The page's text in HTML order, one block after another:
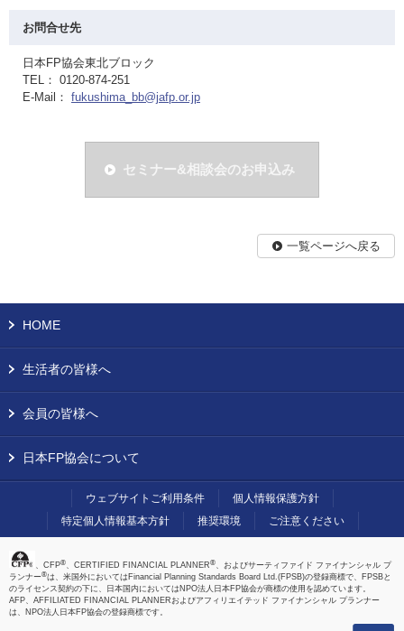
お問合せ先
日本FP協会東北ブロック
TEL： 0120-874-251
E-Mail： fukushima_bb@jafp.or.jp
セミナー&相談会のお申込み
一覧ページへ戻る
HOME
生活者の皆様へ
会員の皆様へ
日本FP協会について
ウェブサイトご利用条件
個人情報保護方針
特定個人情報基本方針
推奨環境 ご注意ください
、CFP®、CERTIFIED FINANCIAL PLANNER®、およびサーティファイド ファイナンシャル プ
ランナー®は、米国外においてはFinancial Planning Standards Board Ltd.(FPSB)の登録商標で、FPSBと
のライセンス契約の下に、日本国内においてはNPO法人日本FP協会が商標の使用を認めています。
AFP、AFFILIATED FINANCIAL PLANNERおよびアフィリエイテッド ファイナンシャル プランナー
は、NPO法人日本FP協会の登録商標です。